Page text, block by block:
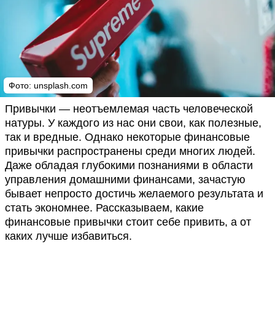
Фото: unsplash.com
Привычки — неотъемлемая часть человеческой
натуры. У каждого из нас они свои, как полезные,
так и вредные. Однако некоторые финансовые
привычки распространены среди многих людей.
Даже обладая глубокими познаниями в области
управления домашними финансами, зачастую
бывает непросто достичь желаемого результата и
стать экономнее. Рассказываем, какие
финансовые привычки стоит себе привить, а от
каких лучше избавиться.